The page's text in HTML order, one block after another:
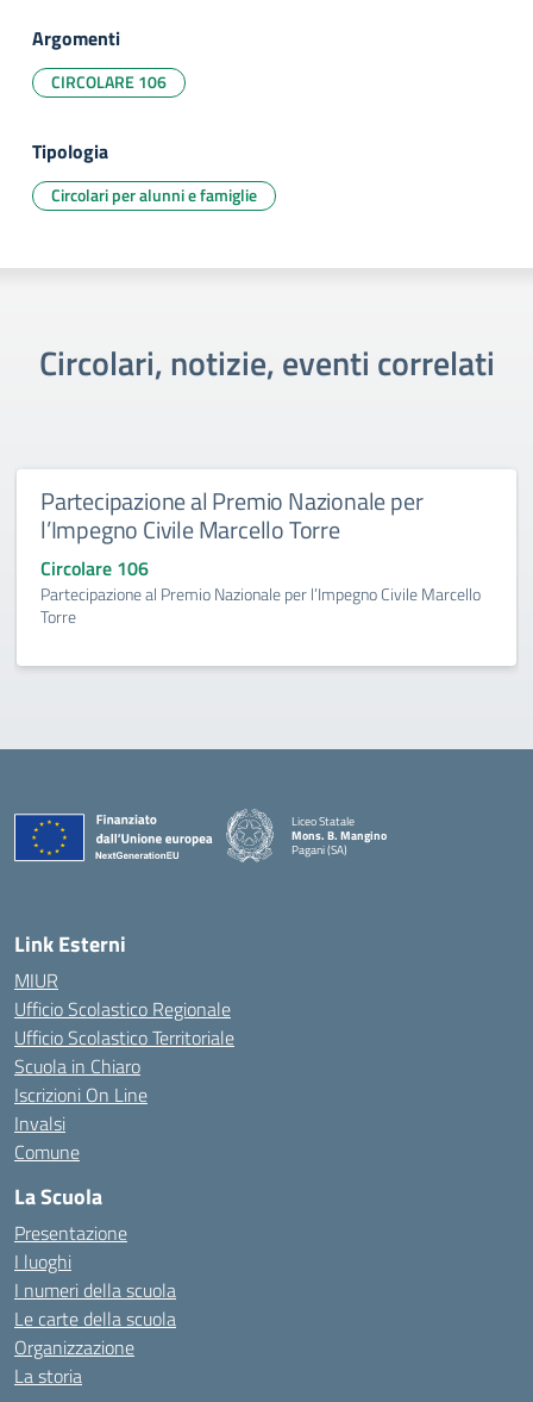
Argomenti
CIRCOLARE 106
Tipologia
Circolari per alunni e famiglie
Circolari, notizie, eventi correlati
Partecipazione al Premio Nazionale per
l’Impegno Civile Marcello Torre
Circolare 106
Partecipazione al Premio Nazionale per l’Impegno Civile Marcello
Torre
Liceo Statale
Mons. B. Mangino
Pagani (SA)
— Visita la pagina iniziale della scuola
Link Esterni
MIUR
Ufficio Scolastico Regionale
Ufficio Scolastico Territoriale
Scuola in Chiaro
Iscrizioni On Line
Invalsi
Comune
La Scuola
Presentazione
I luoghi
I numeri della scuola
Le carte della scuola
Organizzazione
La storia